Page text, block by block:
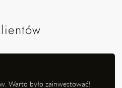
Warto było zainwestować!